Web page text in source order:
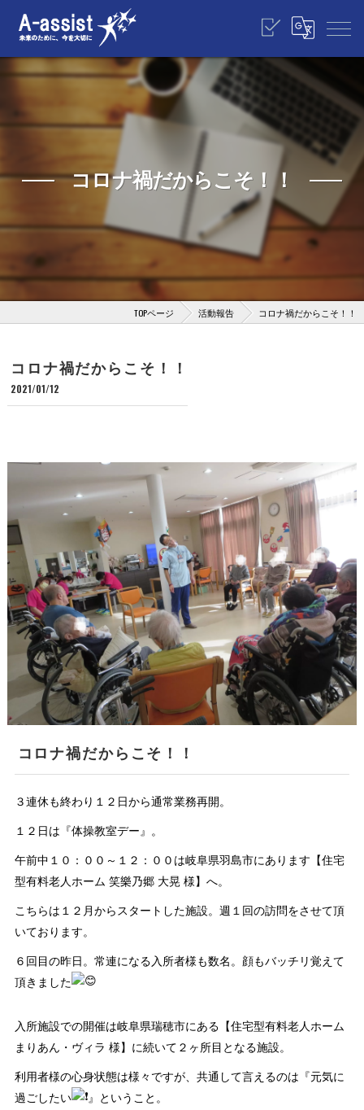
コロナ禍だからこそ！！
TOPページ 活動報告 コロナ禍だからこそ！！
コロナ禍だからこそ！！
2021/01/12
コロナ禍だからこそ！！
３連休も終わり１２日から通常業務再開。
１２日は『体操教室デー』。
午前中１０：００～１２：００は岐阜県羽島市にあります【住宅
型有料老人ホーム 笑樂乃郷 大晃 様】へ。
こちらは１２月からスタートした施設。週１回の訪問をさせて頂
いております。
６回目の昨日。常連になる入所者様も数名。顔もバッチリ覚えて
頂きました
入所施設での開催は岐阜県瑞穂市にある【住宅型有料老人ホーム
まりあん・ヴィラ 様】に続いて２ヶ所目となる施設。
利用者様の心身状態は様々ですが、共通して言えるのは『元気に
過ごしたい
』ということ。